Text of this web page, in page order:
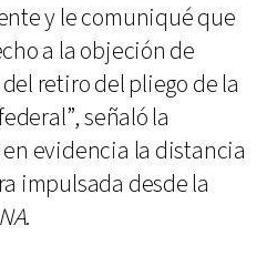
y le comuniqué que
a la objeción de
retiro del pliego de la
señaló la
evidencia la distancia
impulsada desde la
NA.